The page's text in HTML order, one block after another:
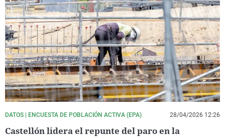
DATOS | ENCUESTA DE POBLACIÓN ACTIVA (EPA) 28/04/2026 12:26
Castellón lidera el repunte del paro en la